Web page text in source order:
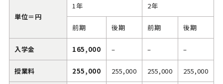
単位＝円
1年 2年
前期 後期 前期 後期
入学金 165,000 – – –
授業料 255,000 255,000 255,000 255,000